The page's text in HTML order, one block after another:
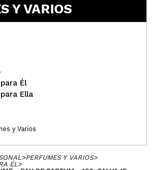
Y VARIOS
Él
Ella
y Varios
>PERFUMES Y VARIOS>
ÉL>